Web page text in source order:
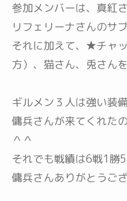
参加メンバーは、真紅
リフェリーナさんのサ
それに加えて、★チャ
方）、猫さん、兎さん
ギルメン３人は強い装
傭兵さんが来てくれた
＾＾
それでも戦績は6戦1勝5
傭兵さんありがとうご